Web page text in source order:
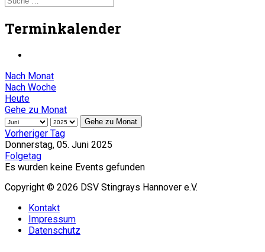
Terminkalender
Nach Monat
Nach Woche
Heute
Gehe zu Monat
Gehe zu Monat
Vorheriger Tag
Donnerstag, 05. Juni 2025
Folgetag
Es wurden keine Events gefunden
Copyright © 2026 DSV Stingrays Hannover e.V.
Kontakt
Impressum
Datenschutz